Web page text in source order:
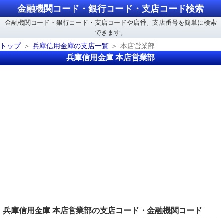
金融機関コード・銀行コード・支店コード検索
金融機関コード・銀行コード・支店コードや店番、支店番号を簡単に検索
できます。
トップ
兵庫信用金庫の支店一覧 本店営業部
兵庫信用金庫 本店営業部
兵庫信用金庫 本店営業部の支店コード・金融機関コード